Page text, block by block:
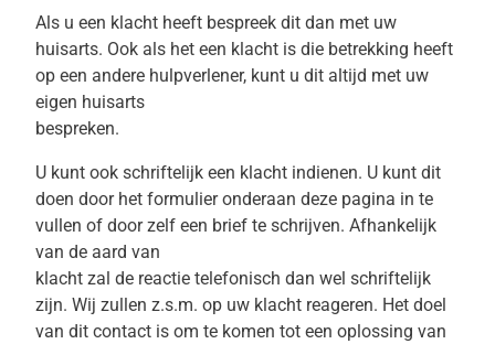
Als u een klacht heeft bespreek dit dan met uw
huisarts. Ook als het een klacht is die betrekking heeft
op een andere hulpverlener, kunt u dit altijd met uw
eigen huisarts
bespreken.
U kunt ook schriftelijk een klacht indienen. U kunt dit
doen door het formulier onderaan deze pagina in te
vullen of door zelf een brief te schrijven. Afhankelijk
van de aard van
klacht zal de reactie telefonisch dan wel schriftelijk
zijn. Wij zullen z.s.m. op uw klacht reageren. Het doel
van dit contact is om te komen tot een oplossing van